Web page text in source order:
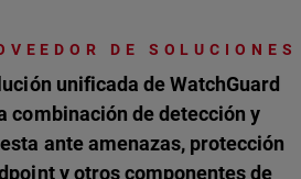
DE SOLUCIONES
unificada de WatchGuard
combinación de detección y
ante amenazas, protección
y otros componentes de